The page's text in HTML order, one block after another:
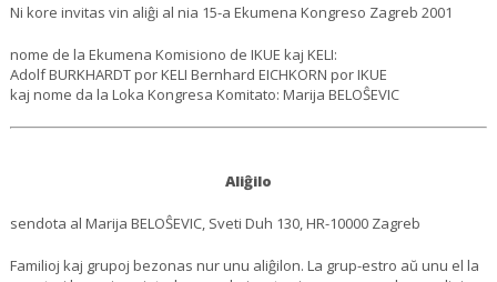
Ni kore invitas vin aliĝi al nia 15-a Ekumena Kongreso Zagreb 2001
nome de la Ekumena Komisiono de IKUE kaj KELI:
Adolf BURKHARDT por KELI Bernhard EICHKORN por IKUE
kaj nome da la Loka Kongresa Komitato: Marija BELOŜEVIC
Aliĝilo
sendota al Marija BELOŜEVIC, Sveti Duh 130, HR-10000 Zagreb
Familioj kaj grupoj bezonas nur unu aliĝilon. La grup-estro aŭ unu el la